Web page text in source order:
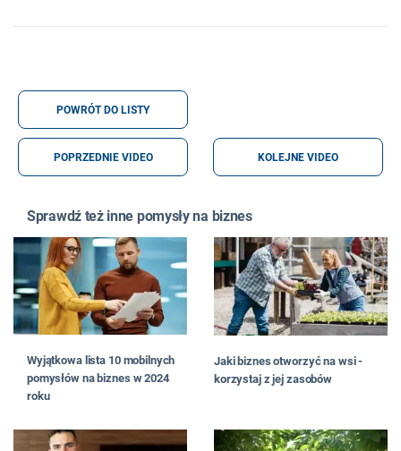
POWRÓT DO LISTY
POPRZEDNIE VIDEO KOLEJNE VIDEO
Sprawdź też inne pomysły na biznes
Wyjątkowa lista 10 mobilnych
pomysłów na biznes w 2024
roku
Jaki biznes otworzyć na wsi -
korzystaj z jej zasobów